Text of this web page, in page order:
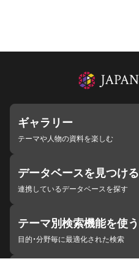
ギャラリー
テーマや人物の資料を楽しむ
データベースを見つける
連携しているデータベースを探す
テーマ別検索機能を使う
目的・分野毎に最適化された検索